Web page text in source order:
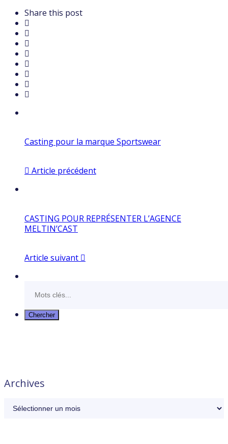
Share this post
Casting pour la marque Sportswear
Article précédent
CASTING POUR REPRÉSENTER L’AGENCE
MELTIN’CAST
Article suivant
Archives